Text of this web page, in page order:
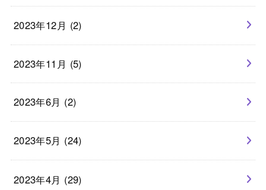
2023年12月 (2)
2023年11月 (5)
2023年6月 (2)
2023年5月 (24)
2023年4月 (29)